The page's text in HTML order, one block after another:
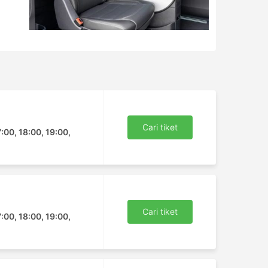
18:00, 19:00,
Cari tiket
18:00, 19:00,
Cari tiket